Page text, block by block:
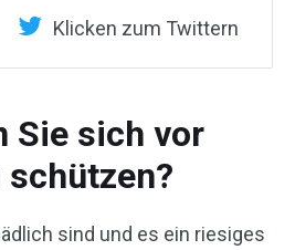
Klicken zum Twittern
Sie sich vor
schützen?
sind und es ein riesiges